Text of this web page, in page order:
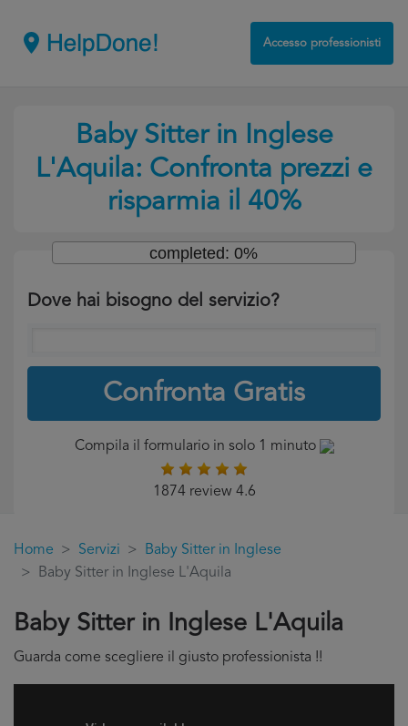
Accesso professionisti
Baby Sitter in Inglese
L'Aquila: Confronta prezzi e
risparmia il 40%
Dove hai bisogno del servizio?
Confronta Gratis
completed: 0%
Compila il formulario in solo 1 minuto
1874 review 4.6
Home Servizi
Baby Sitter in Inglese
Baby Sitter in Inglese L'Aquila
Baby Sitter in Inglese L'Aquila
Guarda come scegliere il giusto professionista !!